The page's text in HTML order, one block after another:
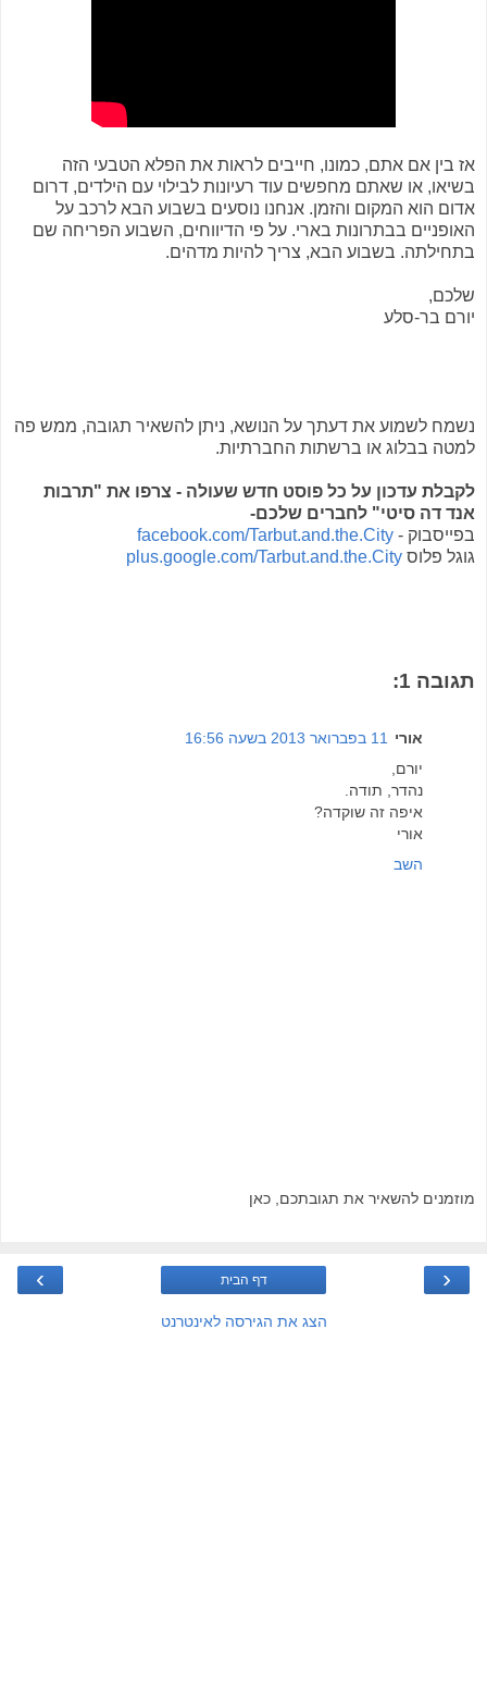
אז בין אם אתם, כמונו, חייבים לראות את הפלא הטבעי הזה
בשיאו, או שאתם מחפשים עוד רעיונות לבילוי עם הילדים, דרום
אדום הוא המקום והזמן. אנחנו נוסעים בשבוע הבא לרכב על
האופניים בבתרונות בארי. על פי הדיווחים, השבוע הפריחה שם
בתחילתה. בשבוע הבא, צריך להיות מדהים.
שלכם,
יורם בר-סלע
נשמח לשמוע את דעתך על הנושא, ניתן להשאיר תגובה, ממש פה
למטה בבלוג או ברשתות החברתיות.
לקבלת עדכון על כל פוסט חדש שעולה - צרפו את "תרבות
אנד דה סיטי" לחברים שלכם-
בפייסבוק - facebook.com/Tarbut.and.the.City
גוגל פלוס plus.google.com/Tarbut.and.the.City
תגובה 1:
אורי
11 בפברואר 2013 בשעה 16:56
יורם,
נהדר, תודה.
איפה זה שוקדה?
אורי
השב
מוזמנים להשאיר את תגובתכם, כאן
‹
› דף הבית
הצג את הגירסה לאינטרנט